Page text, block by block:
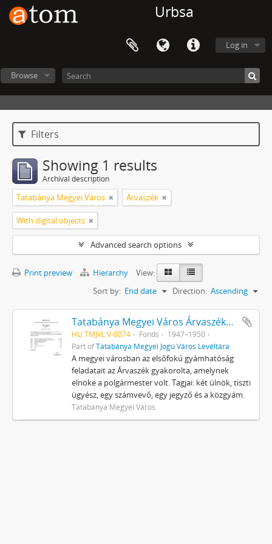
Urbsa
Log in
Browse
Filters
Showing 1 results
Archival description
Tatabánya Megyei Város Árvaszék
With digital objects
Advanced search options
Print preview Hierarchy
View:
Sort by: End date Direction: Ascending
Tatabánya Megyei Város Árvaszékének iratai
HU TMJVL V-0074 Fonds
1947–1950
Part ofTatabánya Megyei Jogú Város Levéltára
A megyei városban az elsőfokú gyámhatóság
feladatait az Árvaszék gyakorolta, amelynek
elnöke a polgármester volt. Tagjai: két ülnök, tiszti
ügyész, egy számvevő, egy jegyző és a közgyám.
Tatabánya Megyei Város